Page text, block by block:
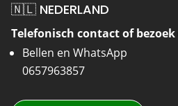
🇳🇱 NEDERLAND
Telefonisch contact of
Bellen en WhatsApp
0657963857